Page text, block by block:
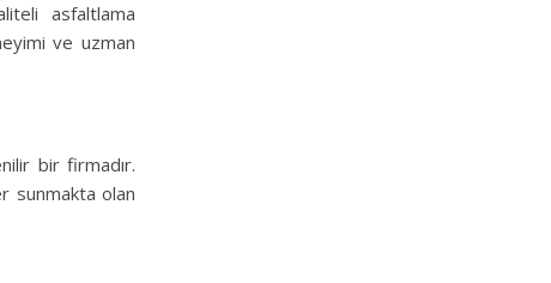
asfaltlama
ve uzman
bir firmadır.
sunmakta olan